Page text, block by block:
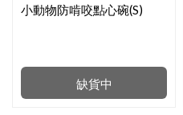
缺貨中
小動物防啃咬點心碗(S)